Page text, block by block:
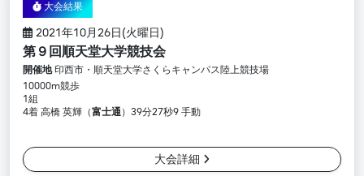
大会結果
2021年10月26日(火曜日)
第９回順天堂大学競技会
開催地印西市・順天堂大学さくらキャンパス陸上競技場
10000m競歩
1組
4着 高橋 英輝（富士通）39分27秒9 手動
大会詳細